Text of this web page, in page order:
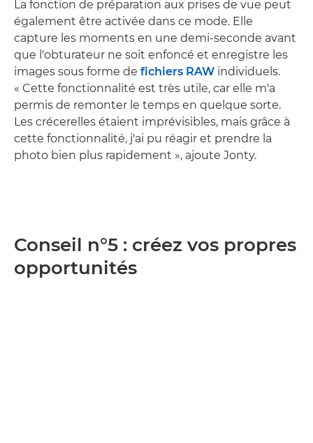
La fonction de préparation aux prises de vue peut
également être activée dans ce mode. Elle
capture les moments en une demi-seconde avant
que l'obturateur ne soit enfoncé et enregistre les
images sous forme de fichiers RAW individuels.
« Cette fonctionnalité est très utile, car elle m'a
permis de remonter le temps en quelque sorte.
Les crécerelles étaient imprévisibles, mais grâce à
cette fonctionnalité, j'ai pu réagir et prendre la
photo bien plus rapidement », ajoute Jonty.
Conseil n°5 : créez vos propres
opportunités